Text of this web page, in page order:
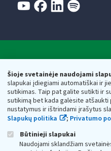
Šioje svetainėje naudojami
slapukai įdiegiami automatiškai ir
sutikimas. Taip pat galite sutikti ir
sutikimą bet kada galėsite
nustatymus ir ištrindami įrašytus
Slapukų politika
; Privatumo
Būtinieji slapukai
Naudojami sklandžiam
Valstybinė mokesčių
Respublikos finansų
Biudžetinė įstaiga. Juridinio
adresas: Vasario 16-osios g. 14,
vmi@vmi.lt , E. pristatymo dėžutės
Duomenys apie Valstybinę
Respublikos finansų ministerijos